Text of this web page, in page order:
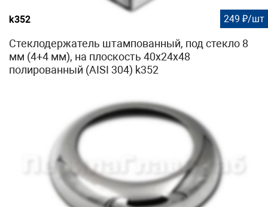
k352 249 ₽/шт
Стеклодержатель штампованный, под стекло 8
мм (4+4 мм), на плоскость 40х24х48
полированный (AISI 304) k352